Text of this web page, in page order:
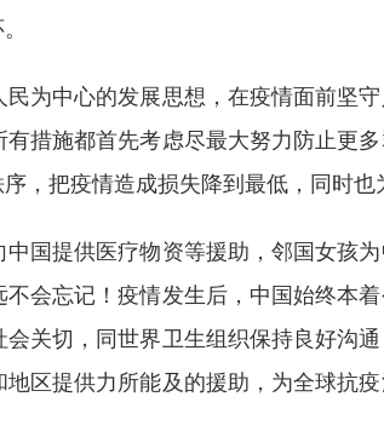
中心的发展思想，在疫情面前坚
措施都首先考虑尽最大努力防止更
把疫情造成损失降到最低，同时也
提供医疗物资等援助，邻国女孩
会忘记！疫情发生后，中国始终本
关切，同世界卫生组织保持良好沟
区提供力所能及的援助，为全球抗